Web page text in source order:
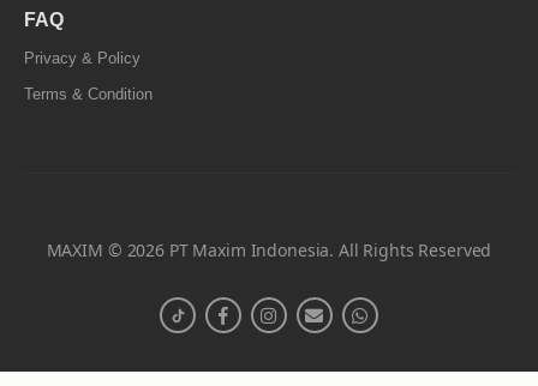
FAQ
Privacy & Policy
Terms & Condition
MAXIM © 2026 PT Maxim Indonesia. All Rights Reserved